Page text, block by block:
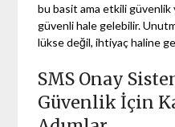
bu basit ama etkili
güvenli hale gelebilir.
lükse değil, ihtiyaç haline
SMS Onay
Güvenlik İçin